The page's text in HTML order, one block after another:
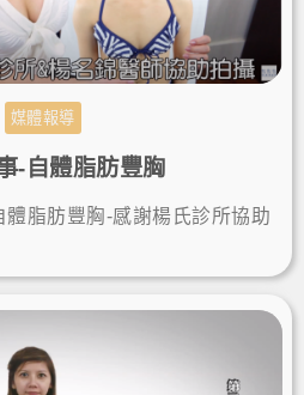
媒體報導
-自體脂肪豐胸
脂肪豐胸-感謝楊氏診所協助